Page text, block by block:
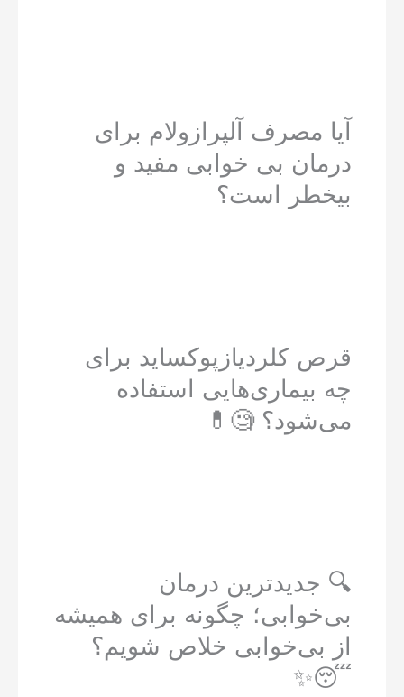
آیا مصرف آلپرازولام برای
درمان بی خوابی مفید و
بیخطر است؟
قرص کلردیازپوکساید برای
چه بیماری‌هایی استفاده
می‌شود؟ 🧐💊
🔍 جدیدترین درمان
بی‌خوابی؛ چگونه برای همیشه
از بی‌خوابی خلاص شویم؟
😴✨